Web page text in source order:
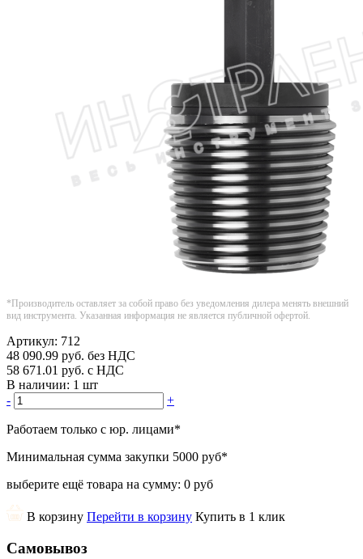
*Производитель оставляет за собой право без уведомления дилера менять внешний
вид инструмента. Указанная информация не является публичной офертой.
Артикул: 712
48 090.99 руб. без НДС
58 671.01 руб. с НДС
В наличии: 1 шт
-
+
Работаем только с юр. лицами*
Минимальная сумма закупки 5000 руб*
выберите ещё товара на сумму: 0 руб
В корзину Перейти в корзину Купить в 1 клик
Самовывоз